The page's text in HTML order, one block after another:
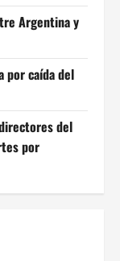
Argentina y
por caída del
del
por